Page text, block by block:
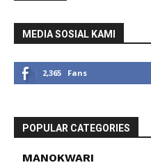
MEDIA SOSIAL KAMI
2,365 Fans
POPULAR CATEGORIES
MANOKWARI